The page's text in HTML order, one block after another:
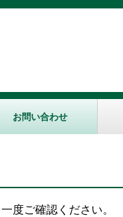
お問い合わせ
度ご確認ください。